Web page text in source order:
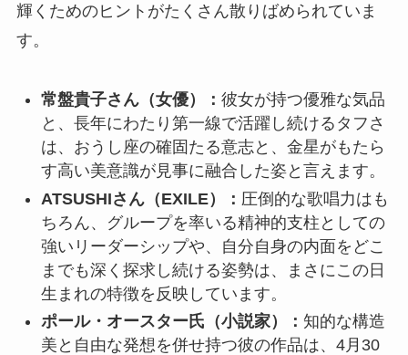
輝くためのヒントがたくさん散りばめられていま
す。
常盤貴子さん（女優）： 彼女が持つ優雅な気品
と、長年にわたり第一線で活躍し続けるタフさ
は、おうし座の確固たる意志と、金星がもたら
す高い美意識が見事に融合した姿と言えます。
ATSUSHIさん（EXILE）： 圧倒的な歌唱力はも
ちろん、グループを率いる精神的支柱としての
強いリーダーシップや、自分自身の内面をどこ
までも深く探求し続ける姿勢は、まさにこの日
生まれの特徴を反映しています。
ポール・オースター氏（小説家）： 知的な構造
美と自由な発想を併せ持つ彼の作品は、4月30